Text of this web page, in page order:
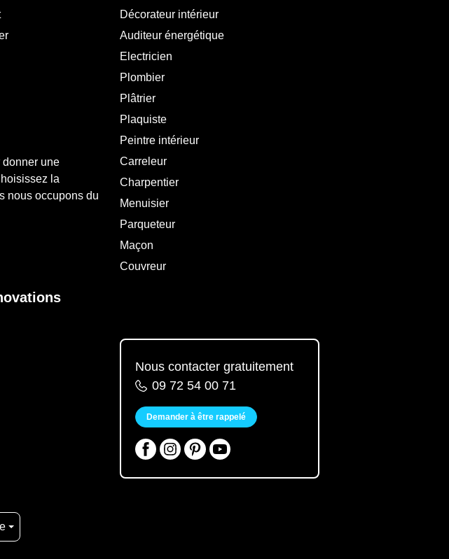
donner une
la
nous occupons du
Décorateur intérieur
Auditeur énergétique
Electricien
Plombier
Plâtrier
Plaquiste
Peintre intérieur
Carreleur
Charpentier
Menuisier
Parqueteur
Maçon
Couvreur
Nous contacter gratuitement
09 72 54 00 71
Demander à être rappelé